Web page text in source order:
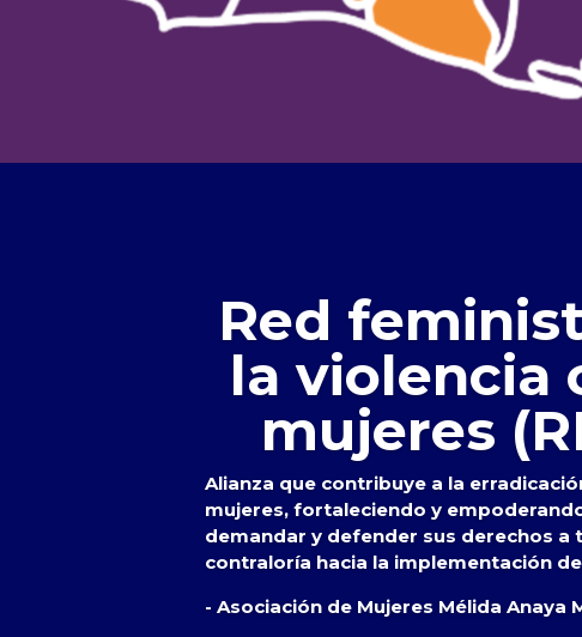
Red
la violencia
mujeres
Alianza que contribuye a la
mujeres, fortaleciendo y
demandar y defender sus derechos a
contraloría hacia la implementación
- Asociación de Mujeres Mélida Anaya